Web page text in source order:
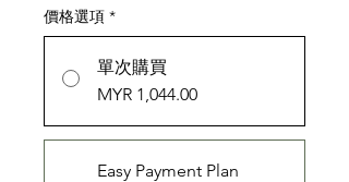
價格選項 *
單次購買
MYR 1,044.00
Easy Payment Plan